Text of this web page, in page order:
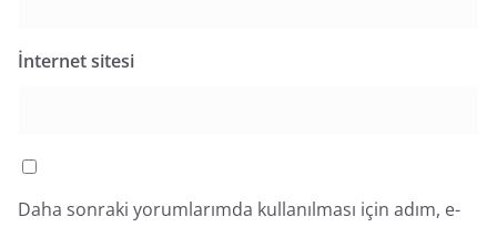
İnternet sitesi
Daha sonraki yorumlarımda kullanılması için adım, e-